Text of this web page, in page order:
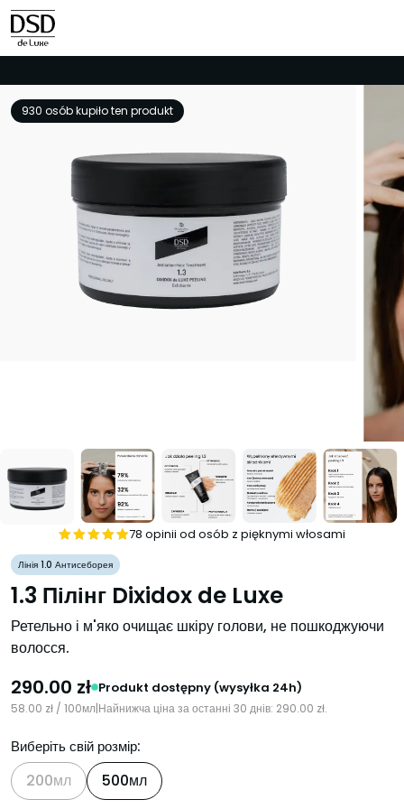
930 osób kupiło ten produkt
Рейтинг
4.94з 5
78 opinii od osób z pięknymi włosami
Лінія 1.0 Антисеборея
1.3 Пілінг Dixidox de Luxe
Ретельно і м'яко очищає шкіру голови, не пошкоджуючи
волосся.
290.00 zł Produkt dostępny (wysyłka 24h)
58.00 zł / 100мл Найнижча ціна за останні 30 днів: 290.00 zł.
Виберіть свій розмір:
200мл 500мл